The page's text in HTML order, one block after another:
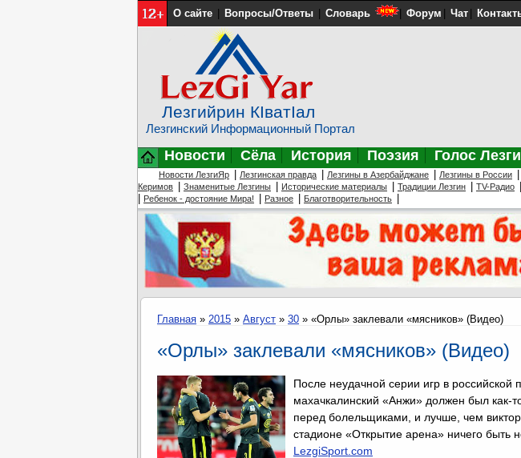
О сайте Вопросы/Ответы Словарь Форум Чат
Лезгийрин КIватIал
Лезгинский Информационный Портал
Новости Сёла История Поэзия Голос
Новости ЛезгиЯр Лезгинская правда Лезгины в Азербайджане Лезгины в России
Керимов
Знаменитые Лезгины Исторические материалы Традиции Лезгин TV-Радио
Ребенок - достояние Мира! Разное Благотворительность
Главная » 2015 » Август » 30 » «Орлы» заклевали «мясников» (Видео)
«Орлы» заклевали «мясников» (Видео)
После неудачной серии игр в российской
махачкалинский «Анжи» должен был как-
перед болельщиками, и лучше, чем
стадионе «Открытие арена» ничего быть
LezgiSport.com